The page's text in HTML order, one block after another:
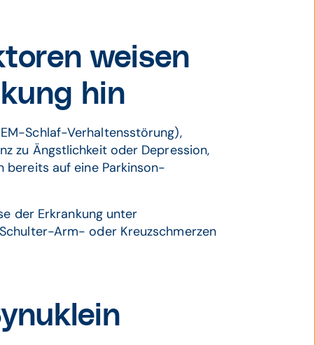
weisen
hin
Schlaf-Verhaltensstörung),
zu Ängstlichkeit oder Depression,
bereits auf eine Parkinson-
der Erkrankung unter
Arm- oder Kreuzschmerzen